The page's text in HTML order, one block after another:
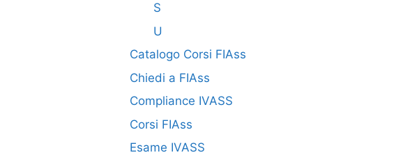
S
U
Catalogo Corsi FIAss
Chiedi a FIAss
Compliance IVASS
Corsi FIAss
Esame IVASS